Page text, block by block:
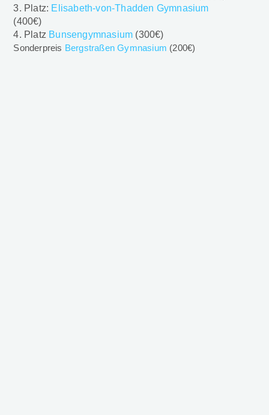
3. Platz: Elisabeth-von-Thadden Gymnasium
(400€)
4. Platz Bunsengymnasium (300€)
Sonderpreis Bergstraßen Gymnasium (200€)